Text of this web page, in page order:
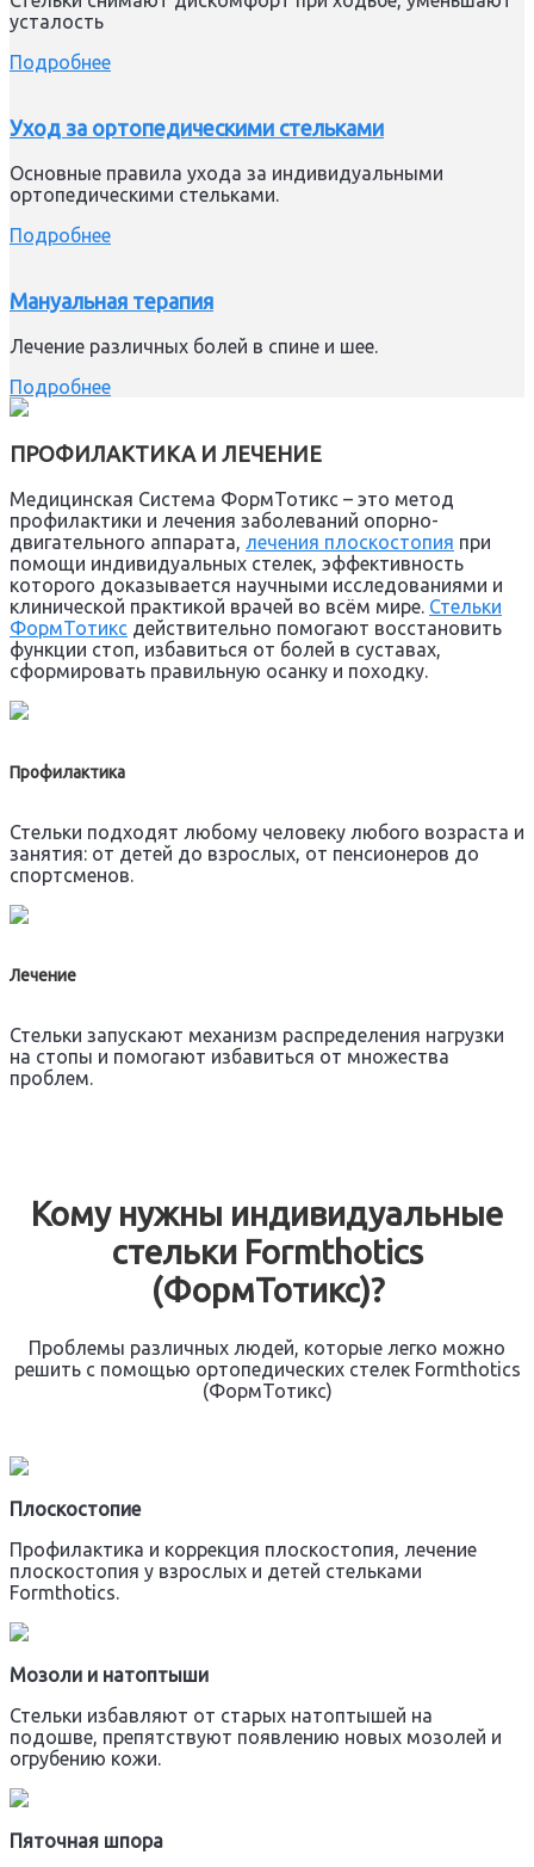
усталость
Подробнее
Уход за ортопедическими стельками
Основные правила ухода за индивидуальными
ортопедическими стельками.
Подробнее
Мануальная терапия
Лечение различных болей в спине и шее.
Подробнее
ПРОФИЛАКТИКА И ЛЕЧЕНИЕ
Медицинская Система ФормТотикс – это метод
профилактики и лечения заболеваний опорно-
двигательного аппарата, лечения плоскостопия при
помощи индивидуальных стелек, эффективность
которого доказывается научными исследованиями и
клинической практикой врачей во всём мире. Стельки
ФормТотикс действительно помогают восстановить
функции стоп, избавиться от болей в суставах,
сформировать правильную осанку и походку.
Профилактика
Стельки подходят любому человеку любого возраста и
занятия: от детей до взрослых, от пенсионеров до
спортсменов.
Лечение
Стельки запускают механизм распределения нагрузки
на стопы и помогают избавиться от множества
проблем.
Кому нужны индивидуальные
стельки Formthotics
(ФормТотикс)?
Проблемы различных людей, которые легко можно
решить с помощью ортопедических стелек Formthotics
(ФормТотикс)
Плоскостопие
Профилактика и коррекция плоскостопия, лечение
плоскостопия у взрослых и детей стельками
Formthotics.
Мозоли и натоптыши
Стельки избавляют от старых натоптышей на
подошве, препятствуют появлению новых мозолей и
огрубению кожи.
Пяточная шпора